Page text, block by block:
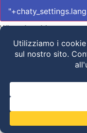
WhatsApp Message